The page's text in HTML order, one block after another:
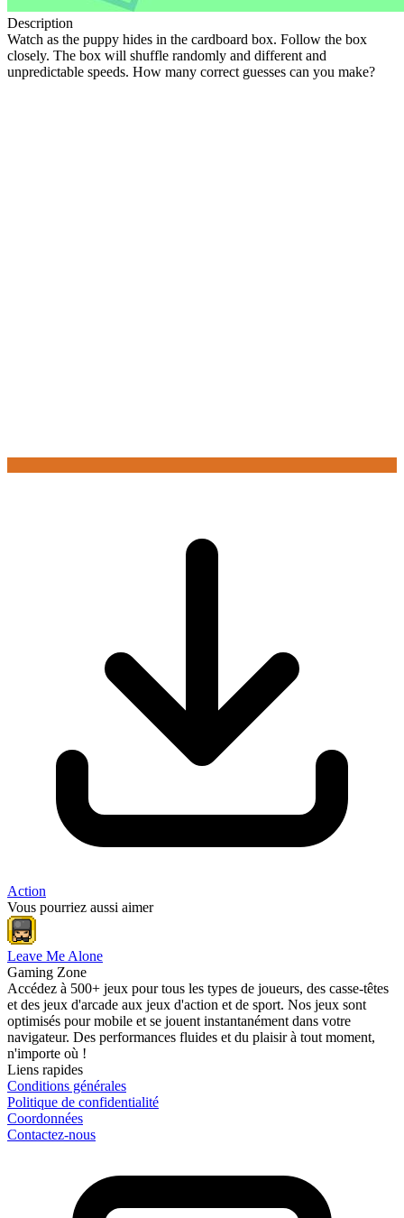
Description
Watch as the puppy hides in the cardboard box. Follow the box
closely. The box will shuffle randomly and different and
unpredictable speeds. How many correct guesses can you make?
Action
Vous pourriez aussi aimer
Leave Me Alone
Gaming Zone
Accédez à 500+ jeux pour tous les types de joueurs, des casse-têtes
et des jeux d'arcade aux jeux d'action et de sport. Nos jeux sont
optimisés pour mobile et se jouent instantanément dans votre
navigateur. Des performances fluides et du plaisir à tout moment,
n'importe où !
Liens rapides
Conditions générales
Politique de confidentialité
Coordonnées
Contactez-nous